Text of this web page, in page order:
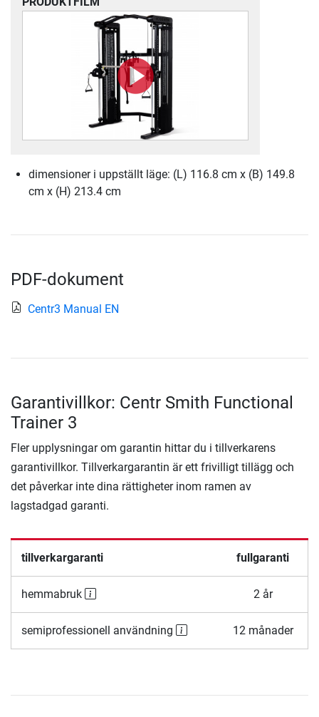
dimensioner i uppställt läge: (L) 116.8 cm x (B) 149.8
cm x (H) 213.4 cm
PDF-dokument
Centr3 Manual EN
Garantivillkor: Centr Smith Functional
Trainer 3
Fler upplysningar om garantin hittar du i tillverkarens
garantivillkor. Tillverkargarantin är ett frivilligt tillägg och
det påverkar inte dina rättigheter inom ramen av
lagstadgad garanti.
tillverkargaranti fullgaranti
hemmabruk 2 år
semiprofessionell användning 12 månader